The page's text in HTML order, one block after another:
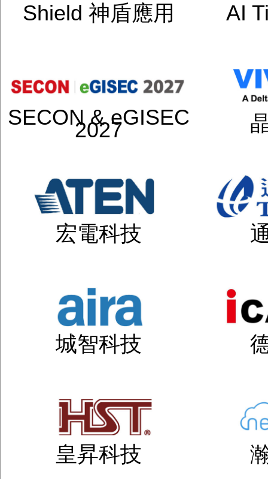
Shield 神盾應用 AI
SECON & eGISEC
2027
宏電科技
城智科技
皇昇科技